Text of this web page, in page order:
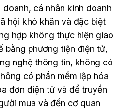
cá nhân kinh doanh
hội khó khăn và đặc biệt
hợp không thực hiện giao
bằng phương tiện điện tử,
nghệ thông tin, không có
có phần mềm lập hóa
đơn điện tử và để truyền
mua và đến cơ quan